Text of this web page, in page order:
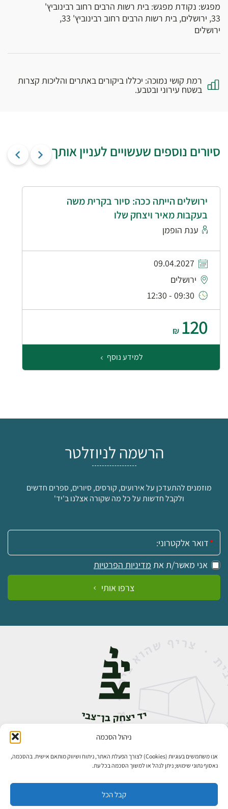
ניהול הסכמה
אנו משתמשים בעוגיות (Cookies) לצורך הפעלת האתר, ניתוח ושיווק מותאם אישית. בהסכמה,
נאסוף נתוני שימוש; ניתן לנהל או למשוך הסכמה בכל עת.
קבל הכל
מפגש: נקודת מפגש: בית רשות הרבים רחוב רבינוביץ'
33, ירושלים, בית רשות הרבים רחוב רבינוביץ' 33,
ירושלים
רמת קושי נמוכה: יכללו ביקורים באתרים והליכות קצרות
בשטח עירוני ובטבע.
סיורים נוספים שעשויים לעניין אותך
ירושלים הייתה ככה: סיור בקרית משה
בעקבות מאיר ויצחק שלו
ענת הופמן
09.04.2027
ירושלים
09:30 - 12:30
120
₪
למידע נוסף
הרשמה לניוזלטר
מוזמנים להתעדכן על אירועים, קורסים, סיורים, ספרים חדשים
ולקבל חדשות על כל מה שקורה אצלנו ב'יד'
אימייל:
אני מאשר/ת את מדיניות הפרטיות
צרפו אותי
אבן גבירול 14, רחביה, ירושלים